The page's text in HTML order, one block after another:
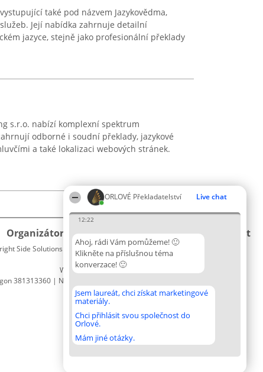
ORLOVÉ Překladatelství Live chat
12:22
Ahoj, rádi Vám pomůžeme! 🙂
Klikněte na příslušnou téma
konverzace! 🙂
Jsem laureát, chci získat marketingové
materiály.
Chci přihlásit svou společnost do
Orlové.
Mám jiné otázky.
také pod názvem Jazykovědma,
Její nabídka zahrnuje detailní
jazyce, stejně jako profesionální překlady
s.r.o. nabízí komplexní spektrum
odborné i soudní překlady, jazykové
a také lokalizaci webových stránek.
Organizátor hlasování
Side Solutions sp. z o. o. sp. k.
ul. Ruska 22
Wrocław 50-079
381313360 | NIP 8943132676
Plebiscyt
Vítězové
Seznam
Zásady
Zásady
ochrany
údajů
Kontakt